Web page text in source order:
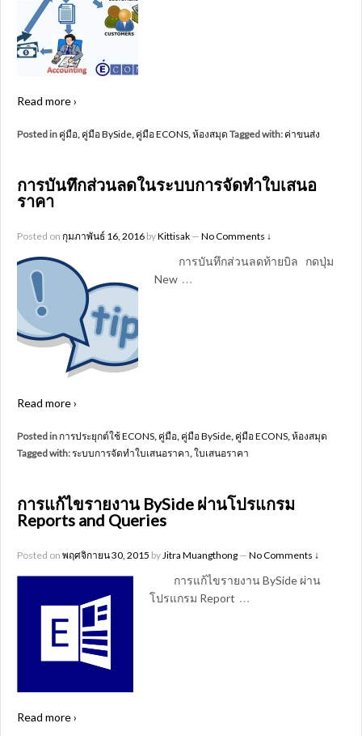
Read more ›
Posted in คู่มือ, คู่มือ BySide, คู่มือ ECONS, ห้องสมุด Tagged with: ค่าขนส่ง
การบันทึกส่วนลดในระบบการจัดทำใบเสนอ
ราคา
Posted on กุมภาพันธ์ 16, 2016 byKittisak — No Comments ↓
การบันทึกส่วนลดท้ายบิล กดปุ่ม
New …
Read more ›
Posted in การประยุกต์ใช้ ECONS, คู่มือ, คู่มือ BySide, คู่มือ ECONS,ห้องสมุด
Tagged with:ระบบการจัดทำใบเสนอราคา,ใบเสนอราคา
การแก้ไขรายงาน BySide ผ่านโปรแกรม
Reports and Queries
Posted on พฤศจิกายน 30, 2015 byJitra Muangthong — No Comments ↓
การแก้ไขรายงาน BySide ผ่าน
โปรแกรม Report …
Read more ›